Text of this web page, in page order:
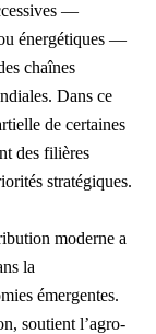
—
énergétiques —
chaînes
Dans ce
de certaines
des filières
stratégiques.
moderne a
la
émergentes.
soutient l’agro-